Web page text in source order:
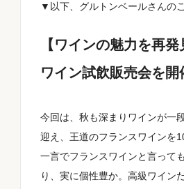
金額
品種
▼以下、グルトンベールさんの
【ワインの魅力を再
ワイン試飲販売会を開
今回は、秋も深まりワインが一
迎え、王道のフランスワインを
一言でフランスワインと言って
り、実に個性豊か。高級ワイン